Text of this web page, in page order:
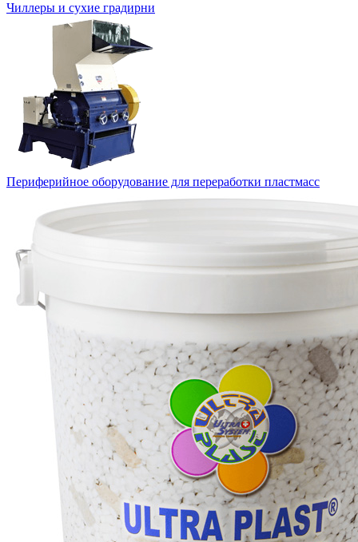
Чиллеры и сухие градирни
Периферийное оборудование для переработки пластмасс